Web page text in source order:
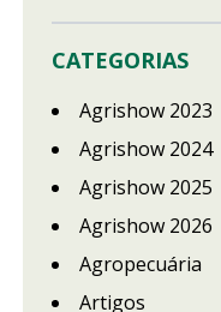
CATEGORIAS
Agrishow 2023
Agrishow 2024
Agrishow 2025
Agrishow 2026
Agropecuária
Artigos